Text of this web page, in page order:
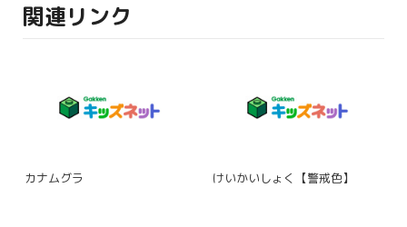
関連リンク
カナムグラ けいかいしょく【警戒色】